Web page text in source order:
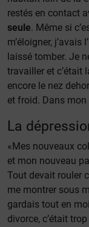
restés en contact
seule. Même si
m’éloigner,
laissé tomber. Je
travailler et c’était
encore le nez
et froid. Dans
La
«Mes nouveaux
et mon nouveau
Tout devait rouler
me montrer sous
gardais tout en
divorce, c’était